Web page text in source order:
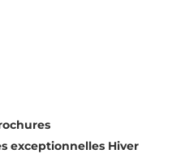
exceptionnelles Hiver